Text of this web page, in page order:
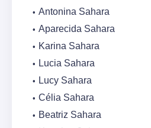
Antonina Sahara
Aparecida Sahara
Karina Sahara
Lucia Sahara
Lucy Sahara
Célia Sahara
Beatriz Sahara